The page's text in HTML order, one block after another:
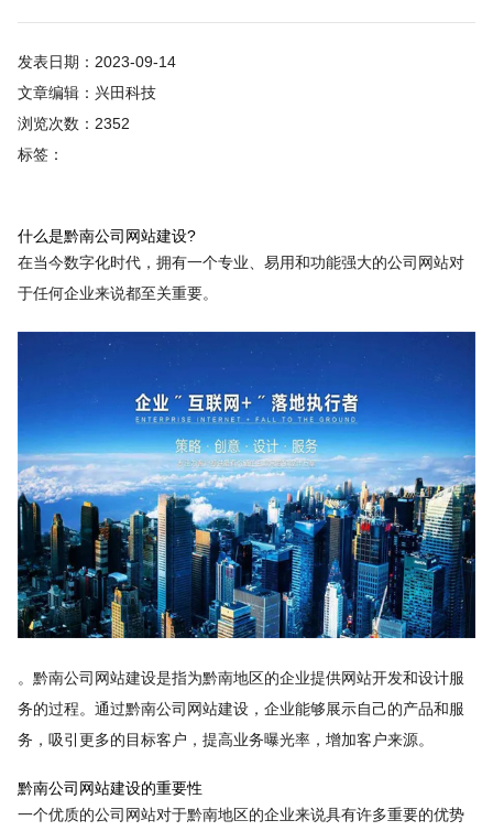
发表日期：2023-09-14
文章编辑：兴田科技
浏览次数：2352
标签：
什么是黔南公司网站建设?
在当今数字化时代，拥有一个专业、易用和功能强大的公司网站对
于任何企业来说都至关重要。
。黔南公司网站建设是指为黔南地区的企业提供网站开发和设计服
务的过程。通过黔南公司网站建设，企业能够展示自己的产品和服
务，吸引更多的目标客户，提高业务曝光率，增加客户来源。
黔南公司网站建设的重要性
一个优质的公司网站对于黔南地区的企业来说具有许多重要的优势